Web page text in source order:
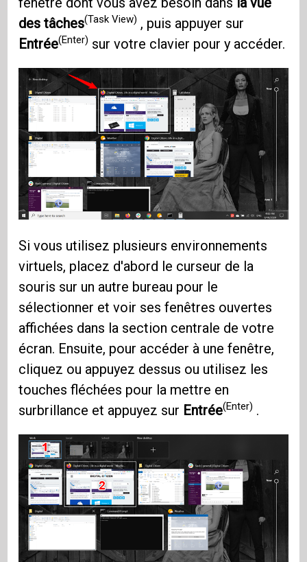
des tâches(Task View) , puis appuyer sur
Entrée(Enter) sur votre clavier pour y accéder.
Si vous utilisez plusieurs environnements
virtuels, placez d'abord le curseur de la
souris sur un autre bureau pour le
sélectionner et voir ses fenêtres ouvertes
affichées dans la section centrale de votre
écran. Ensuite, pour accéder à une fenêtre,
cliquez ou appuyez dessus ou utilisez les
touches fléchées pour la mettre en
surbrillance et appuyez sur Entrée(Enter) .